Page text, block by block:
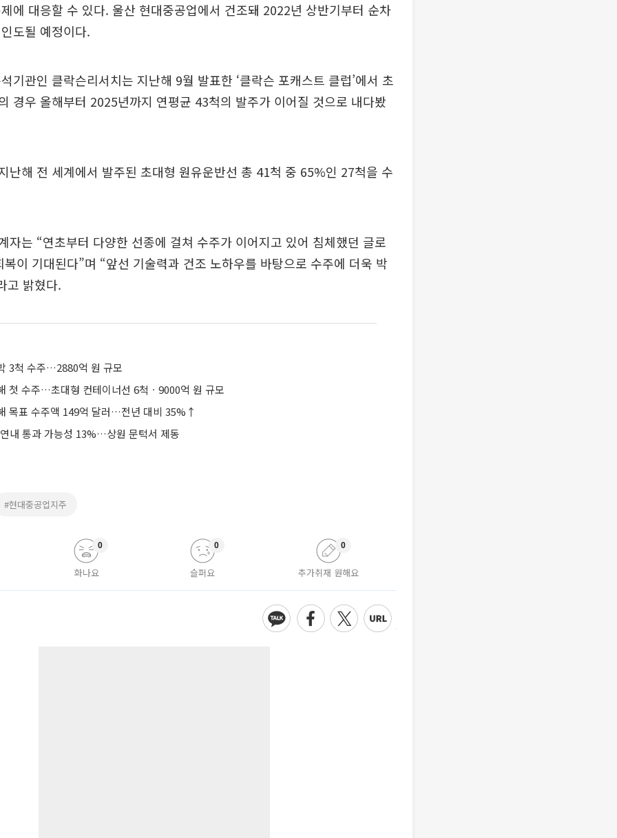
에 대응할 수 있다. 울산 현대중공업에서 건조돼 2022년 상반기부터 순차
도될 예정이다.
기관인 클락슨리서치는 지난해 9월 발표한 ‘클락슨 포캐스트 클럽’에서 초
경우 올해부터 2025년까지 연평균 43척의 발주가 이어질 것으로 내다봤
난해 전 세계에서 발주된 초대형 원유운반선 총 41척 중 65%인 27척을 수
자는 “연초부터 다양한 선종에 걸쳐 수주가 이어지고 있어 침체했던 글로
이 기대된다”며 “앞선 기술력과 건조 노하우를 바탕으로 수주에 더욱 박
고 밝혔다.
3척 수주…2880억 원 규모
첫 수주…초대형 컨테이너선 6척ㆍ9000억 원 규모
목표 수주액 149억 달러…전년 대비 35%↑
내 통과 가능성 13%…상원 문턱서 제동
#현대중공업지주
화나요
0
슬퍼요
0
추가취재 원해요
0